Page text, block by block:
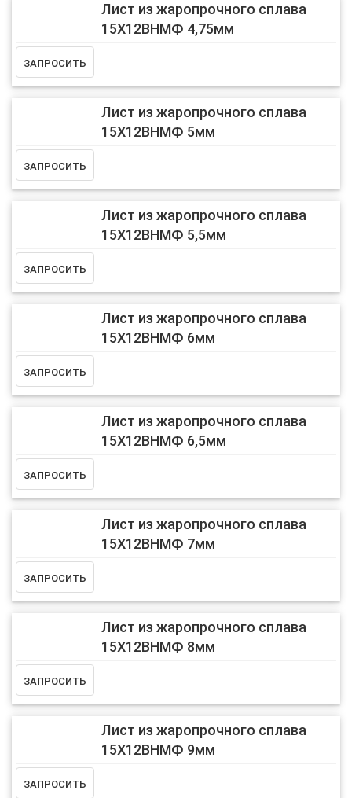
Лист из жаропрочного сплава
15Х12ВНМФ 4,75мм
Лист из жаропрочного сплава
15Х12ВНМФ 5мм
Лист из жаропрочного сплава
15Х12ВНМФ 5,5мм
Лист из жаропрочного сплава
15Х12ВНМФ 6мм
Лист из жаропрочного сплава
15Х12ВНМФ 6,5мм
Лист из жаропрочного сплава
15Х12ВНМФ 7мм
Лист из жаропрочного сплава
15Х12ВНМФ 8мм
Лист из жаропрочного сплава
15Х12ВНМФ 9мм